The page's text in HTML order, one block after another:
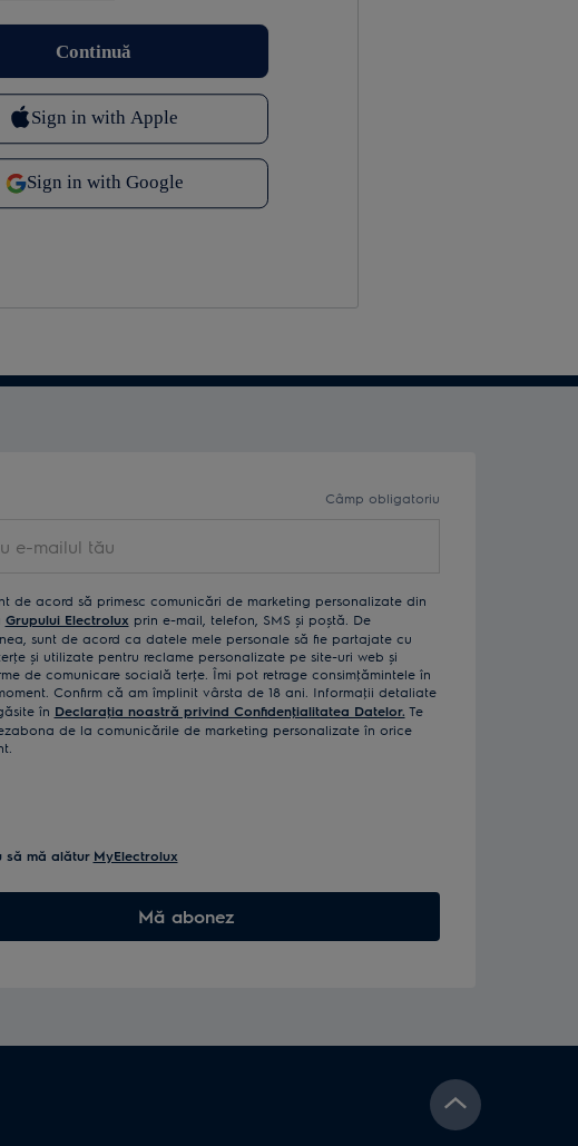
Câmp obligatoriu
de acord să primesc comunicări de marketing personalizate din
Grupului Electrolux prin e-mail, telefon, SMS și poștă. De
sunt de acord ca datele mele personale să fie partajate cu
și utilizate pentru reclame personalizate pe site-uri web și
de comunicare socială terţe. Îmi pot retrage consimţămintele în
Confirm că am împlinit vârsta de 18 ani. Informaţii detaliate
în Declaraţia noastră privind Confidenţialitatea Datelor. Te
de la comunicările de marketing personalizate în orice
să mă alătur MyElectrolux
Mă abonez